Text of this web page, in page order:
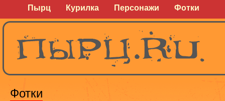
Пырц Курилка Персонажи Фотки
Фотки